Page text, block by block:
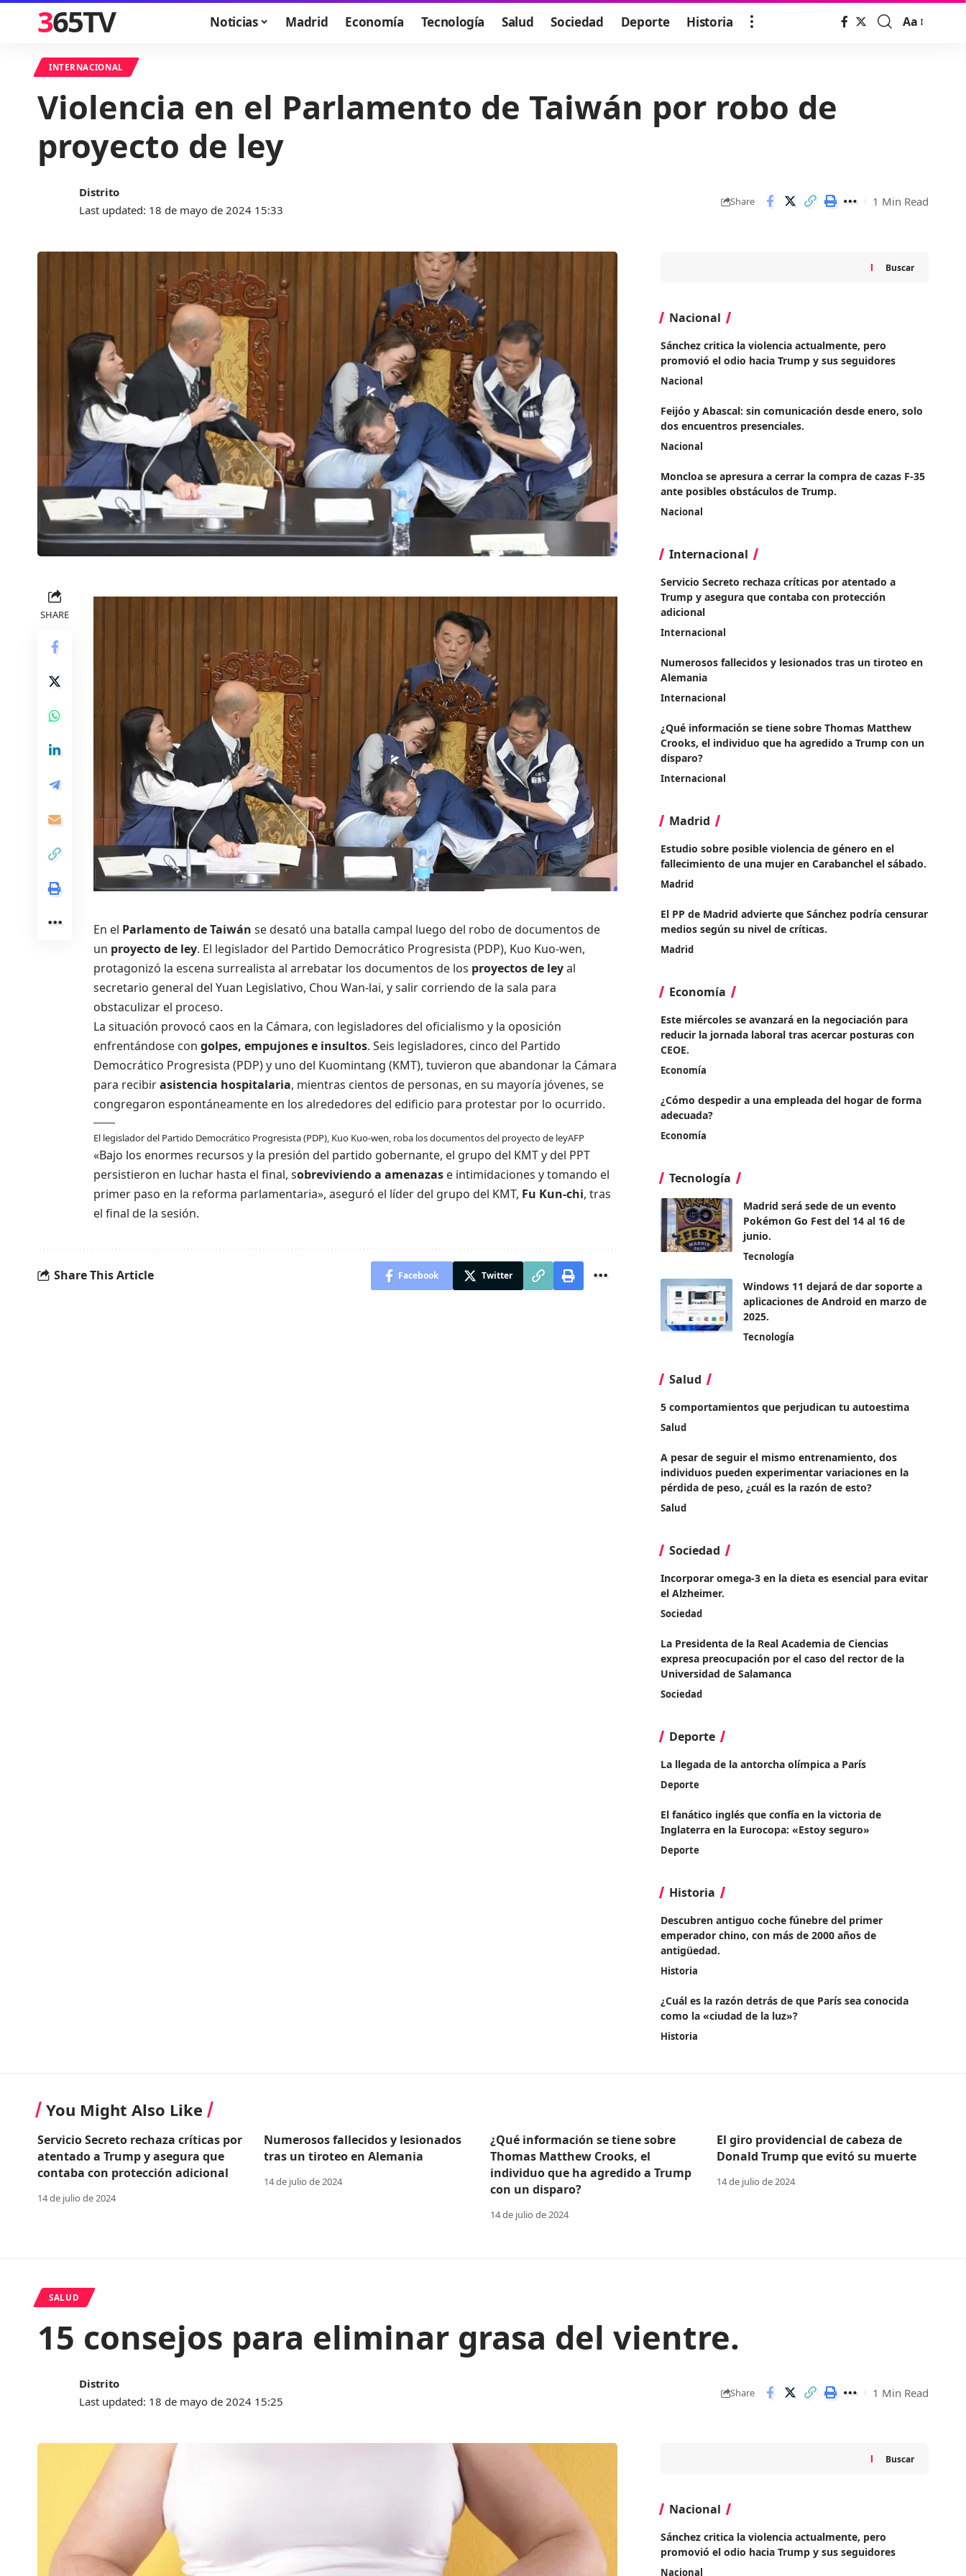
365TV Noticias Madrid Economía Tecnología Salud Sociedad Deporte Historia
Font
Aa
INTERNACIONAL
Violencia en el Parlamento de Taiwán por robo de
proyecto de ley
Last updated: 18 de mayo de 2024 15:33
Distrito
Share 1 Min Read
SHARE
En el Parlamento de Taiwán se desató una batalla campal luego del robo de documentos de
un proyecto de ley. El legislador del Partido Democrático Progresista (PDP), Kuo Kuo-wen,
protagonizó la escena surrealista al arrebatar los documentos de los proyectos de leyal
secretario general del Yuan Legislativo, Chou Wan-lai, y salir corriendo de la sala para
obstaculizar el proceso.
La situación provocó caos en la Cámara, con legisladores del oficialismo y la oposición
enfrentándose con golpes, empujones e insultos. Seis legisladores, cinco del Partido
Democrático Progresista (PDP) y uno del Kuomintang (KMT), tuvieron que abandonar la Cámara
para recibirasistencia hospitalaria, mientras cientos de personas, en su mayoría jóvenes, se
congregaron espontáneamente en los alrededores del edificio para protestar por lo ocurrido.
El legislador del Partido Democrático Progresista (PDP), Kuo Kuo-wen, roba los documentos del proyecto de leyAFP
«Bajo los enormes recursos y la presión del partido gobernante, el grupo del KMT y del PPT
persistieron en luchar hasta el final, sobreviviendo a amenazas e intimidaciones y tomando el
primer paso en la reforma parlamentaria», aseguró el líder del grupo del KMT, Fu Kun-chi, tras
el final de la sesión.
Share This Article Facebook Twitter
Buscar
Nacional
Sánchez critica la violencia actualmente, pero
promovió el odio hacia Trump y sus seguidores
Nacional
Feijóo y Abascal: sin comunicación desde enero, solo
dos encuentros presenciales.
Nacional
Moncloa se apresura a cerrar la compra de cazas F-35
ante posibles obstáculos de Trump.
Nacional
Internacional
Servicio Secreto rechaza críticas por atentado a
Trump y asegura que contaba con protección
adicional
Internacional
Numerosos fallecidos y lesionados tras un tiroteo en
Alemania
Internacional
¿Qué información se tiene sobre Thomas Matthew
Crooks, el individuo que ha agredido a Trump con un
disparo?
Internacional
Madrid
Estudio sobre posible violencia de género en el
fallecimiento de una mujer en Carabanchel el sábado.
Madrid
El PP de Madrid advierte que Sánchez podría censurar
medios según su nivel de críticas.
Madrid
Economía
Este miércoles se avanzará en la negociación para
reducir la jornada laboral tras acercar posturas con
CEOE.
Economía
¿Cómo despedir a una empleada del hogar de forma
adecuada?
Economía
Tecnología
Madrid será sede de un evento
Pokémon Go Fest del 14 al 16 de
junio.
Tecnología
Windows 11 dejará de dar soporte a
aplicaciones de Android en marzo de
2025.
Tecnología
Salud
5 comportamientos que perjudican tu autoestima
Salud
A pesar de seguir el mismo entrenamiento, dos
individuos pueden experimentar variaciones en la
pérdida de peso, ¿cuál es la razón de esto?
Salud
Sociedad
Incorporar omega-3 en la dieta es esencial para evitar
el Alzheimer.
Sociedad
La Presidenta de la Real Academia de Ciencias
expresa preocupación por el caso del rector de la
Universidad de Salamanca
Sociedad
Deporte
La llegada de la antorcha olímpica a París
Deporte
El fanático inglés que confía en la victoria de
Inglaterra en la Eurocopa: «Estoy seguro»
Deporte
Historia
Descubren antiguo coche fúnebre del primer
emperador chino, con más de 2000 años de
antigüedad.
Historia
¿Cuál es la razón detrás de que París sea conocida
como la «ciudad de la luz»?
Historia
You Might Also Like
Servicio Secreto rechaza críticas por
atentado a Trump y asegura que
contaba con protección adicional
14 de julio de 2024
Numerosos fallecidos y lesionados
tras un tiroteo en Alemania
14 de julio de 2024
¿Qué información se tiene sobre
Thomas Matthew Crooks, el
individuo que ha agredido a Trump
con un disparo?
14 de julio de 2024
El giro providencial de cabeza de
Donald Trump que evitó su muerte
14 de julio de 2024
SALUD
15 consejos para eliminar grasa del vientre.
Last updated: 18 de mayo de 2024 15:25
Distrito
Share 1 Min Read
Buscar
Nacional
Sánchez critica la violencia actualmente, pero
promovió el odio hacia Trump y sus seguidores
Nacional